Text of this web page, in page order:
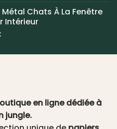
Métal Chats À La Fenêtre
Intérieur
Le
actuel
en ligne dédiée à
jungle.